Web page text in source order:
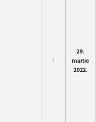
1
29.
martie
2022.